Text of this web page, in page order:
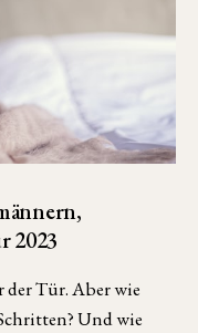
2023
der Tür. Aber wie
Und wie